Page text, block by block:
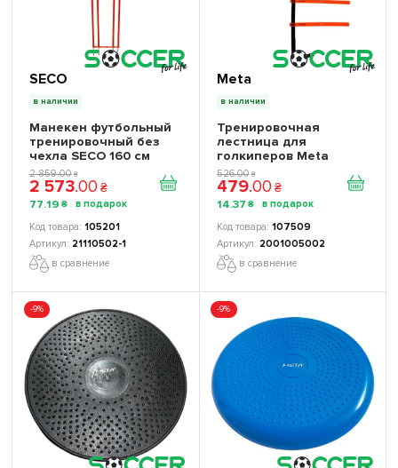
SECO
в наличии
Манекен футбольный
тренировочный без
чехла SECO 160 см
2 859.00 ₴
2 573.00 ₴
77.19 ₴
105201
21110502-1
в сравнение
Meta
в наличии
Тренировочная
лестница для
голкиперов Meta
2001005002
526.00 ₴
479.00 ₴
14.37 ₴
107509
2001005002
в сравнение
-9% -9%